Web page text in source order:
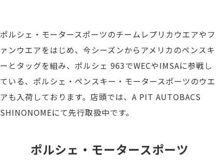
ポルシェ・モータースポーツのチームレプリカウエアやフ
ァンウエアをはじめ、今シーズンからアメリカのペンスキ
ーとタッグを組み、ポルシェ 963でWECやIMSAに参戦し
ている、ポルシェ・ペンスキー・モータースポーツのウエ
アも入荷しております。店頭では、A PIT AUTOBACS
SHINONOMEにて先行取扱中です。
ポルシェ・モータースポーツ